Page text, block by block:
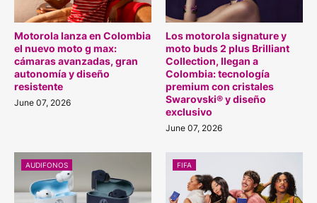
Motorola lanza en Colombia
el nuevo moto g max:
cámaras avanzadas, gran
autonomía y diseño
resistente
June 07, 2026
Los motorola signature y
moto buds 2 plus Brilliant
Collection, llegan a
Colombia: tecnología
premium con cristales
Swarovski® y diseño
exclusivo
June 07, 2026
AUDIFONOS FIFA